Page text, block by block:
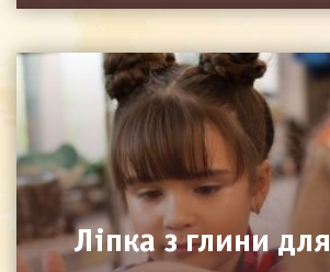
Ліпка з глини